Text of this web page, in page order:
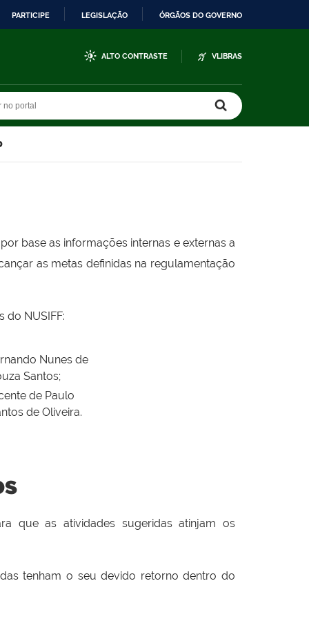
PARTICIPE LEGISLAÇÃO ÓRGÃOS DO GOVERNO
ALTO CONTRASTE VLIBRAS
base as informações internas e externas a
as metas definidas na regulamentação
do NUSIFF:
Nunes de
Santos;
de Paulo
de Oliveira.
que as atividades sugeridas atinjam os
tenham o seu devido retorno dentro do